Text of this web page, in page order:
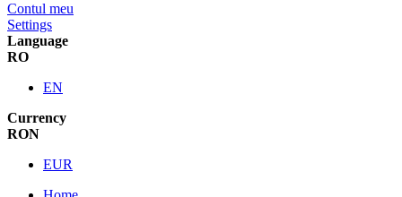
Contul meu
Settings
Language
RO
EN
Currency
RON
EUR